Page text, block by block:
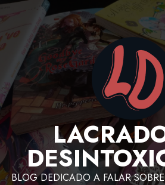
BLOG DEDICADO A FALAR